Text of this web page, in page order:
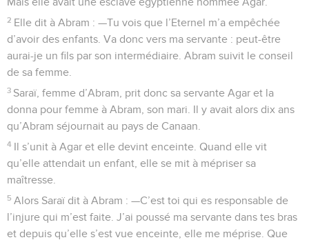
2 Elle dit à Abram : —Tu vois que l’Eternel m’a empêchée
d’avoir des enfants. Va donc vers ma servante : peut-être
aurai-je un fils par son intermédiaire. Abram suivit le conseil
de sa femme.
3 Saraï, femme d’Abram, prit donc sa servante Agar et la
donna pour femme à Abram, son mari. Il y avait alors dix ans
qu’Abram séjournait au pays de Canaan.
4 Il s’unit à Agar et elle devint enceinte. Quand elle vit
qu’elle attendait un enfant, elle se mit à mépriser sa
maîtresse.
5 Alors Saraï dit à Abram : —C’est toi qui es responsable de
l’injure qui m’est faite. J’ai poussé ma servante dans tes bras
et depuis qu’elle s’est vue enceinte, elle me méprise. Que